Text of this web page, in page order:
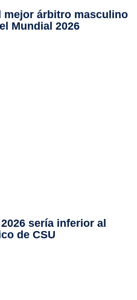
mejor árbitro masculino
Mundial 2026
sería inferior al
de CSU